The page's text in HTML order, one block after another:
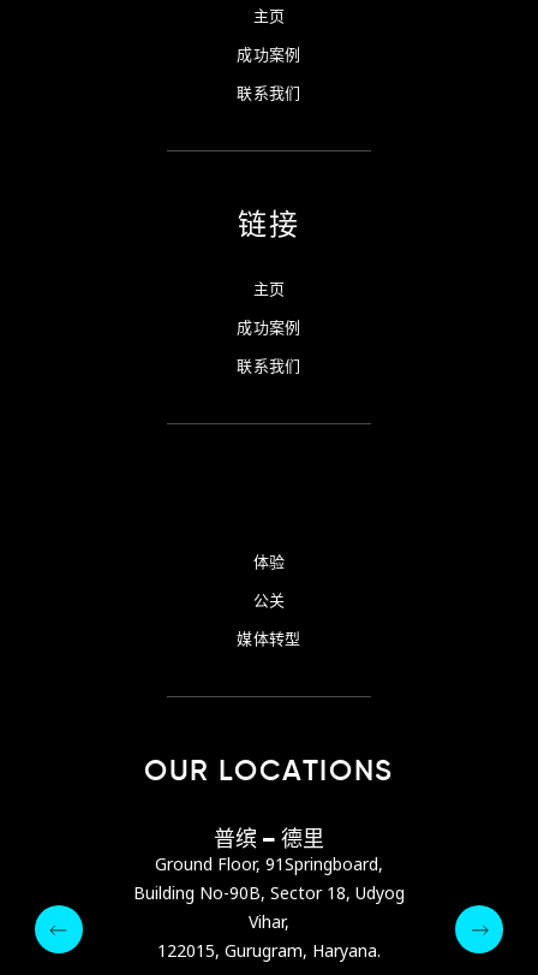
主页
成功案例
联系我们
链接
主页
成功案例
联系我们
体验
公关
媒体转型
OUR LOCATIONS
普缤 – 德里
Ground Floor, 91Springboard,
Building No-90B, Sector 18, Udyog
Vihar,
122015, Gurugram, Haryana.
122015,